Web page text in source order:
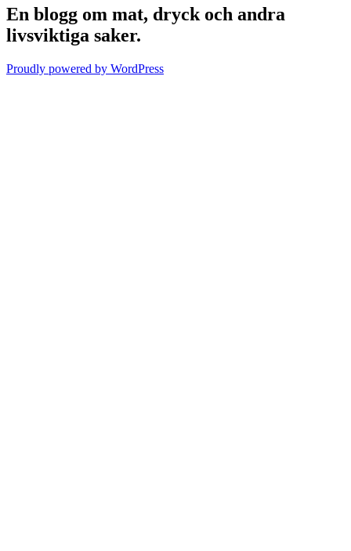
En blogg om mat, dryck och andra
livsviktiga saker.
Proudly powered by WordPress